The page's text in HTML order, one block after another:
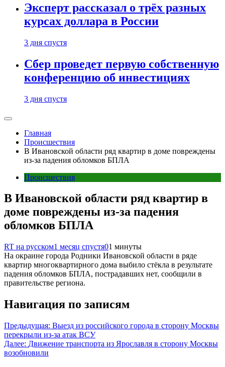
Эксперт рассказал о трёх разных
курсах доллара в России
3 дня спустя
Сбер проведет первую собственную
конференцию об инвестициях
3 дня спустя
Главная
Происшествия
В Ивановской области ряд квартир в доме повреждены
из-за падения обломков БПЛА
Происшествия
В Ивановской области ряд квартир в
доме повреждены из-за падения
обломков БПЛА
RT на русском1 месяц спустя01 минуты
На окраине города Родники Ивановской области в ряде
квартир многоквартирного дома выбило стёкла в результате
падения обломков БПЛА, пострадавших нет, сообщили в
правительстве региона.
Навигация по записям
Предыдущая: Выезд из российского города в сторону Москвы
перекрыли из-за атак ВСУ
Далее: Движение транспорта из Ярославля в сторону Москвы
возобновили